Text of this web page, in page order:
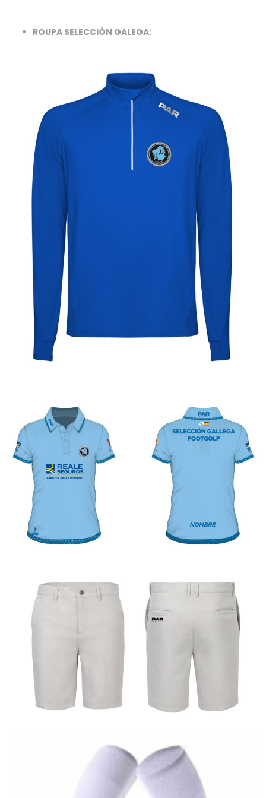
ROUPA SELECCIÓN GALEGA: